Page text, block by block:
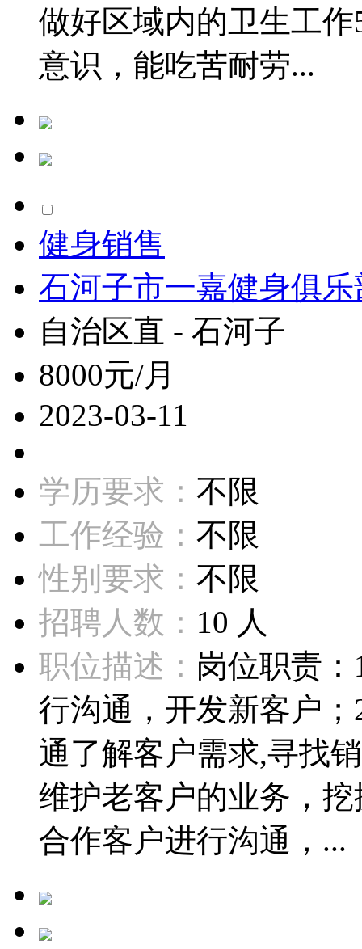
做好区域内的卫生工
意识，能吃苦耐劳...
健身销售
石河子市一嘉健身俱乐
自治区直 - 石河子
8000元/月
2023-03-11
学历要求： 不限
工作经验： 不限
性别要求： 不限
招聘人数： 10 人
职位描述： 岗位职责
行沟通，开发新客户
通了解客户需求,寻找
维护老客户的业务，
合作客户进行沟通，...